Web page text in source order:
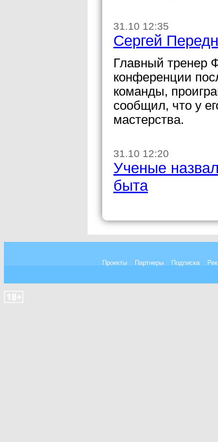
31.10 12:35
Сергей
Главный тренер
конференции
команды,
сообщил, что у
мастерства.
31.10 12:20
Ученые
быта
Проекты Партнеры Подписка